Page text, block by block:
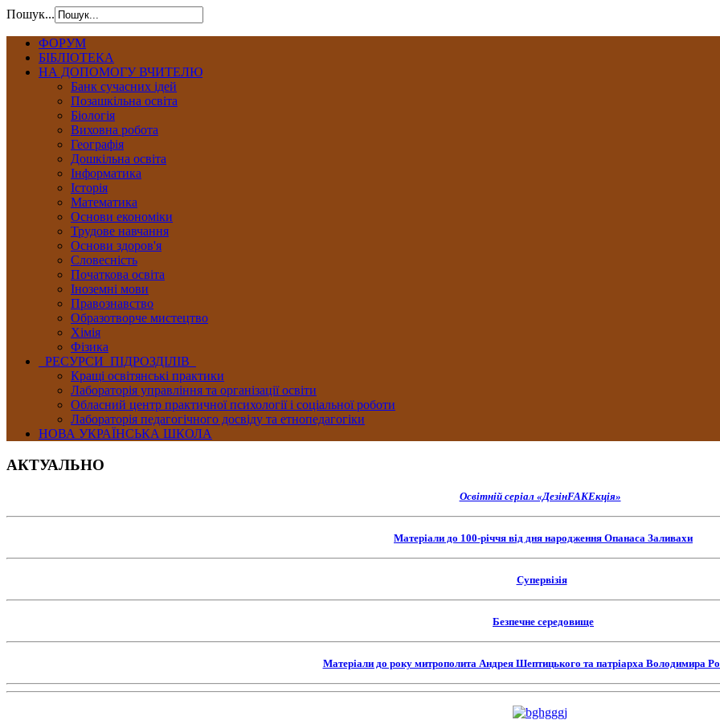
Пошук...
ФОРУМ
БІБЛІОТЕКА
НА ДОПОМОГУ ВЧИТЕЛЮ
Банк сучасних ідей
Позашкільна освіта
Біологія
Виховна робота
Географія
Дошкільна освіта
Інформатика
Історія
Математика
Основи економіки
Трудове навчання
Основи здоров'я
Словесність
Початкова освіта
Іноземні мови
Правознавство
Образотворче мистецтво
Хімія
Фізика
РЕСУРСИ ПІДРОЗДІЛІВ
Кращі освітянські практики
Лабораторія управління та організації освіти
Обласний центр практичної психології і соціальної роботи
Лабораторія педагогічного досвіду та етнопедагогіки
НОВА УКРАЇНСЬКА ШКОЛА
АКТУАЛЬНО
Освітній серіал «ДезінFAKEкція»
Матеріали до 100-річчя від дня народження Опанаса Заливахи
Супервізія
Безпечне середовище
Матеріали до року митрополита Андрея Шептицького та патріарха Володимира